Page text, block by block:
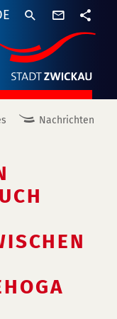
Nachrichten